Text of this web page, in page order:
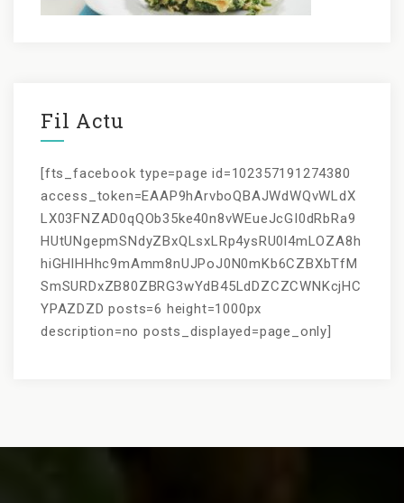
Fil Actu
[fts_facebook type=page id=102357191274380
access_token=EAAP9hArvboQBAJWdWQvWLdX
LX03FNZAD0qQOb35ke40n8vWEueJcGI0dRbRa9
HUtUNgepmSNdyZBxQLsxLRp4ysRU0l4mLOZA8h
hiGHlHHhc9mAmm8nUJPoJ0N0mKb6CZBXbTfM
SmSURDxZB80ZBRG3wYdB45LdDZCZCWNKcjHC
YPAZDZD posts=6 height=1000px
description=no posts_displayed=page_only]